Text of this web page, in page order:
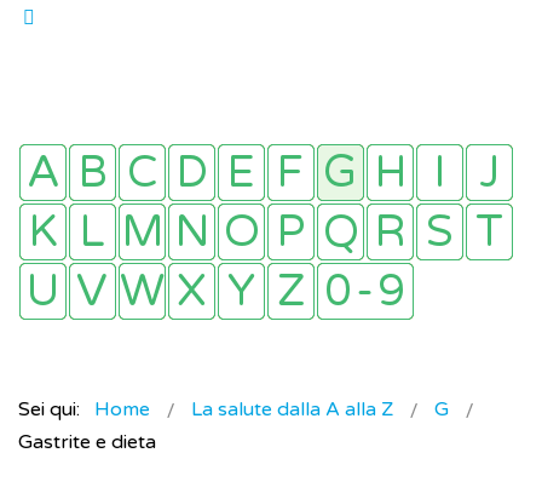
Sei qui: Home La salute dalla A alla Z
G
Gastrite e dieta